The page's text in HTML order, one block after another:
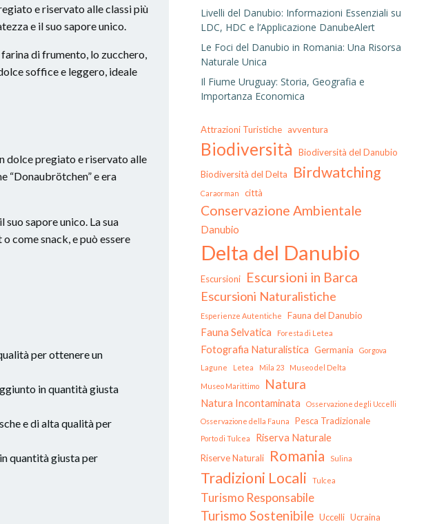
e riservato alle classi più
e il suo sapore unico.
di frumento, lo zucchero,
soffice e leggero, ideale
dolce pregiato e riservato alle
“Donaubrötchen” e era
sapore unico. La sua
come snack, e può essere
per ottenere un
in quantità giusta
e di alta qualità per
quantità giusta per
Livelli del Danubio: Informazioni Essenziali su
LDC, HDC e l’Applicazione DanubeAlert
Le Foci del Danubio in Romania: Una Risorsa
Naturale Unica
Il Fiume Uruguay: Storia, Geografia e
Importanza Economica
Attrazioni Turistiche avventura
Biodiversità
Biodiversità del Danubio
Biodiversità del Delta
Birdwatching
Caraorman città
Conservazione Ambientale
Danubio
Delta del Danubio
Escursioni Escursioni in Barca
Escursioni Naturalistiche
Esperienze Autentiche Fauna del Danubio
Fauna Selvatica Foresta di Letea
Fotografia Naturalistica Germania
Gorgova
Lagune
Letea Mila 23 Museo del Delta
Museo Marittimo Natura
Natura Incontaminata
Osservazione degli Uccelli
Osservazione della Fauna
Pesca Tradizionale
Porto di Tulcea Riserva Naturale
Riserve Naturali Romania Sulina
Tradizioni Locali Tulcea
Turismo Responsabile
Turismo Sostenibile Uccelli Ucraina